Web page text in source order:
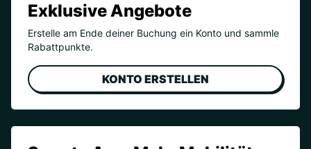
Exklusive Angebote
Erstelle am Ende deiner Buchung ein Konto und sammle
Rabattpunkte.
KONTO ERSTELLEN